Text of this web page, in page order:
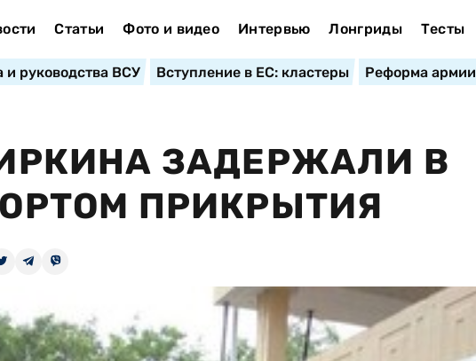
Статьи Фото и видео Интервью Лонгриды Тесты
и руководства ВСУ Вступление в ЕС: кластеры Реформа армии
ЗАДЕРЖАЛИ В
ПРИКРЫТИЯ